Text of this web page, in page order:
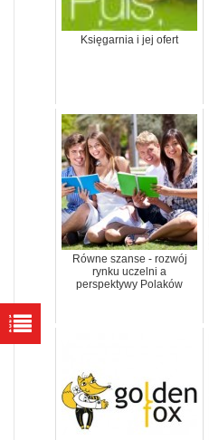
Księgarnia i jej ofert
Równe szanse - rozwój
rynku uczelni a
perspektywy Polaków